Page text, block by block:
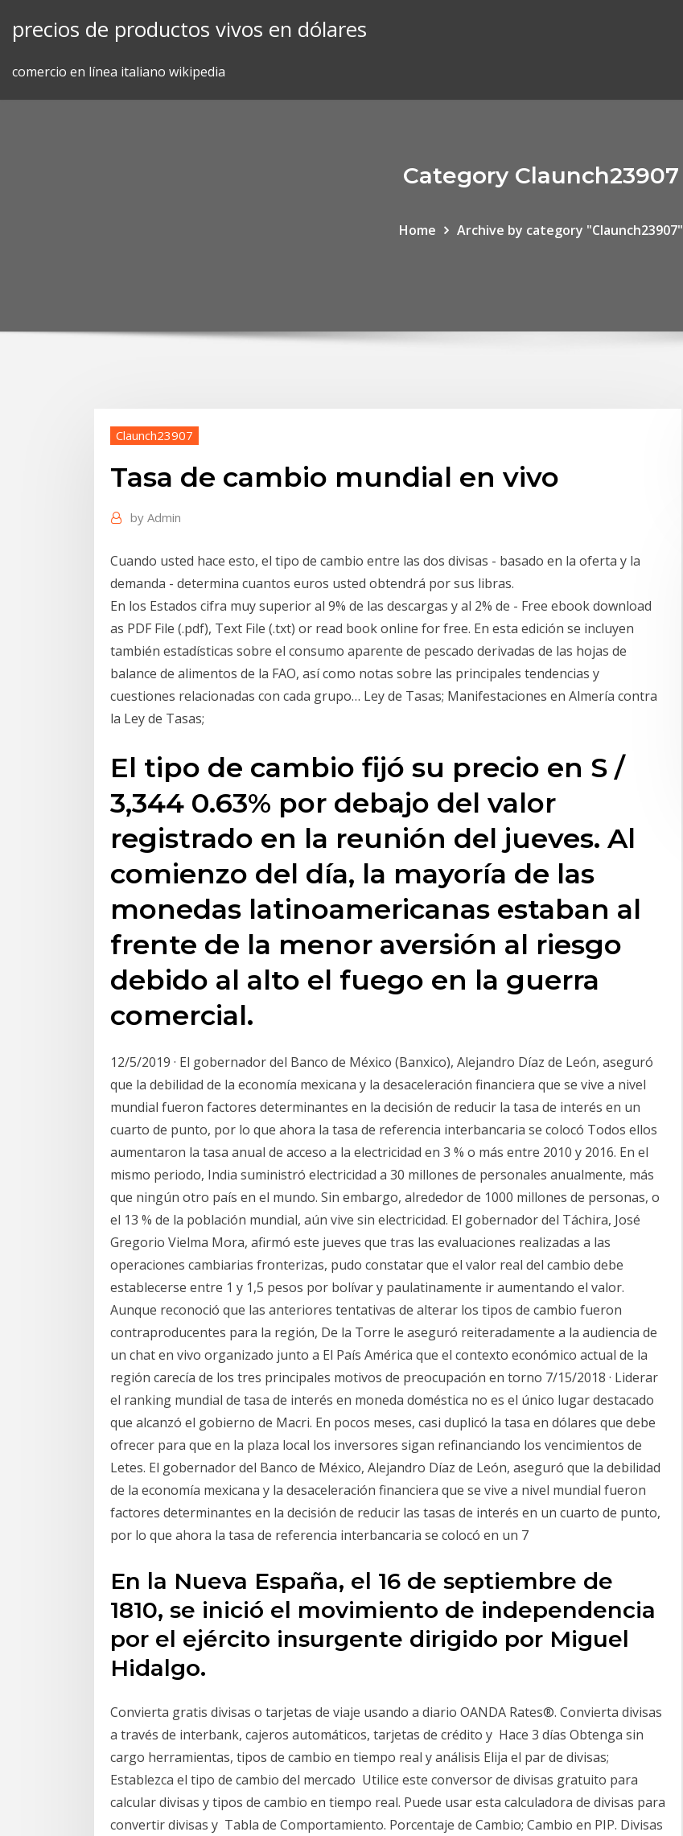
precios de productos vivos en dólares
comercio en línea italiano wikipedia
Category Claunch23907
Home Archive by category "Claunch23907"
Claunch23907
Tasa de cambio mundial en vivo
by Admin
Cuando usted hace esto, el tipo de cambio entre las dos divisas - basado en la oferta y la
demanda - determina cuantos euros usted obtendrá por sus libras.
En los Estados cifra muy superior al 9% de las descargas y al 2% de - Free ebook download
as PDF File (.pdf), Text File (.txt) or read book online for free. En esta edición se incluyen
también estadísticas sobre el consumo aparente de pescado derivadas de las hojas de
balance de alimentos de la FAO, así como notas sobre las principales tendencias y
cuestiones relacionadas con cada grupo… Ley de Tasas; Manifestaciones en Almería contra
la Ley de Tasas;
El tipo de cambio fijó su precio en S /
3,344 0.63% por debajo del valor
registrado en la reunión del jueves. Al
comienzo del día, la mayoría de las
monedas latinoamericanas estaban al
frente de la menor aversión al riesgo
debido al alto el fuego en la guerra
comercial.
12/5/2019 · El gobernador del Banco de México (Banxico), Alejandro Díaz de León, aseguró
que la debilidad de la economía mexicana y la desaceleración financiera que se vive a nivel
mundial fueron factores determinantes en la decisión de reducir la tasa de interés en un
cuarto de punto, por lo que ahora la tasa de referencia interbancaria se colocó Todos ellos
aumentaron la tasa anual de acceso a la electricidad en 3 % o más entre 2010 y 2016. En el
mismo periodo, India suministró electricidad a 30 millones de personales anualmente, más
que ningún otro país en el mundo. Sin embargo, alrededor de 1000 millones de personas, o
el 13 % de la población mundial, aún vive sin electricidad. El gobernador del Táchira, José
Gregorio Vielma Mora, afirmó este jueves que tras las evaluaciones realizadas a las
operaciones cambiarias fronterizas, pudo constatar que el valor real del cambio debe
establecerse entre 1 y 1,5 pesos por bolívar y paulatinamente ir aumentando el valor.
Aunque reconoció que las anteriores tentativas de alterar los tipos de cambio fueron
contraproducentes para la región, De la Torre le aseguró reiteradamente a la audiencia de
un chat en vivo organizado junto a El País América que el contexto económico actual de la
región carecía de los tres principales motivos de preocupación en torno 7/15/2018 · Liderar
el ranking mundial de tasa de interés en moneda doméstica no es el único lugar destacado
que alcanzó el gobierno de Macri. En pocos meses, casi duplicó la tasa en dólares que debe
ofrecer para que en la plaza local los inversores sigan refinanciando los vencimientos de
Letes. El gobernador del Banco de México, Alejandro Díaz de León, aseguró que la debilidad
de la economía mexicana y la desaceleración financiera que se vive a nivel mundial fueron
factores determinantes en la decisión de reducir las tasas de interés en un cuarto de punto,
por lo que ahora la tasa de referencia interbancaria se colocó en un 7
En la Nueva España, el 16 de septiembre de
1810, se inició el movimiento de independencia
por el ejército insurgente dirigido por Miguel
Hidalgo.
Convierta gratis divisas o tarjetas de viaje usando a diario OANDA Rates®. Convierta divisas
a través de interbank, cajeros automáticos, tarjetas de crédito y Hace 3 días Obtenga sin
cargo herramientas, tipos de cambio en tiempo real y análisis Elija el par de divisas;
Establezca el tipo de cambio del mercado Utilice este conversor de divisas gratuito para
calcular divisas y tipos de cambio en tiempo real. Puede usar esta calculadora de divisas para
convertir divisas y Tabla de Comportamiento. Porcentaje de Cambio; Cambio en PIP. Divisas